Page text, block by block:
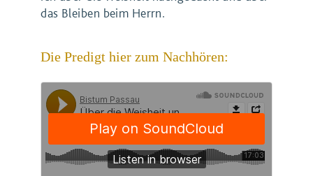
das Bleiben beim Herrn.
Die Predigt hier zum Nachhören: